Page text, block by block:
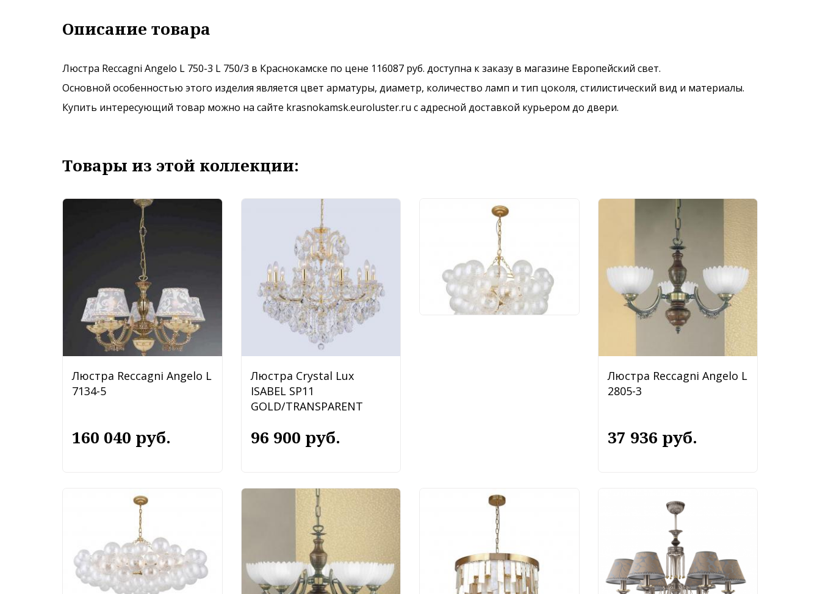
Описание товара
Люстра Reccagni Angelo L 750-3 L 750/3 в Краснокамске по цене 116087 руб. доступна к заказу в магазине Европейский свет.
Основной особенностью этого изделия является цвет арматуры, диаметр, количество ламп и тип цоколя, стилистический вид и материалы.
Купить интересующий товар можно на сайте krasnokamsk.euroluster.ru с адресной доставкой курьером до двери.
Товары из этой коллекции:
Люстра Reccagni Angelo L
7134-5
160 040 руб.
Люстра Crystal Lux
ISABEL SP11
GOLD/TRANSPARENT
96 900 руб.
Люстра Favourite
Multibulla 4202-6P
91 620 руб.
Люстра Reccagni Angelo L
2805-3
37 936 руб.
Люстра Favourite
Multibulla 4202-10P
113 760 руб.
Люстра Favourite Shally
88 920 руб.